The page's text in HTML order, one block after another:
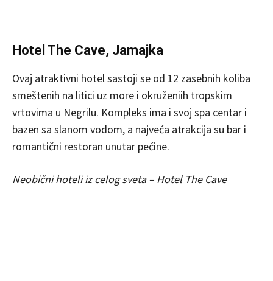
Hotel The Cave, Jamajka
Ovaj atraktivni hotel sastoji se od 12 zasebnih koliba
smeštenih na litici uz more i okruženiih tropskim
vrtovima u Negrilu. Kompleks ima i svoj spa centar i
bazen sa slanom vodom, a najveća atrakcija su bar i
romantični restoran unutar pećine.
Neobični hoteli iz celog sveta – Hotel The Cave